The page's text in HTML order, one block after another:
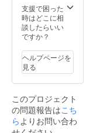
月まで
のうち3
か月間
となり
は、別
途メー
ルにて
ご案内
ます。
※ご利用
期間は
2023年
月のう
ち、5か
月間で
す。
額
20,000
円×5＝
合計
円 と大
変お得
になっ
ており
※詳細は
メール
にてお
知らせ
ンディ
ング限
定割と
して
Fの
35,000
円にさ
せてい
ます。
●予定通
常価格
初期費
支援で困った
時はどこに相
談したらいい
ですか？
ヘルプページを
見る
このプロジェクト
の問題報告はこち
ら よりお問い合わ